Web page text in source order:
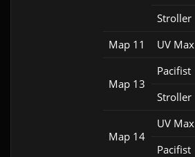
Stroller
Map 11
UV Max
Map 13
Pacifist
Stroller
Map 14
UV Max
Pacifist